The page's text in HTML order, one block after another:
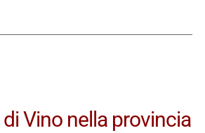
Vino nella provincia